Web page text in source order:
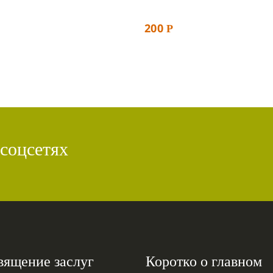
200Р
заслуг Коротко о главном